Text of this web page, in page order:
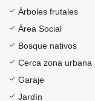
Árboles frutales
Área Social
Bosque nativos
Cerca zona urbana
Garaje
Jardín